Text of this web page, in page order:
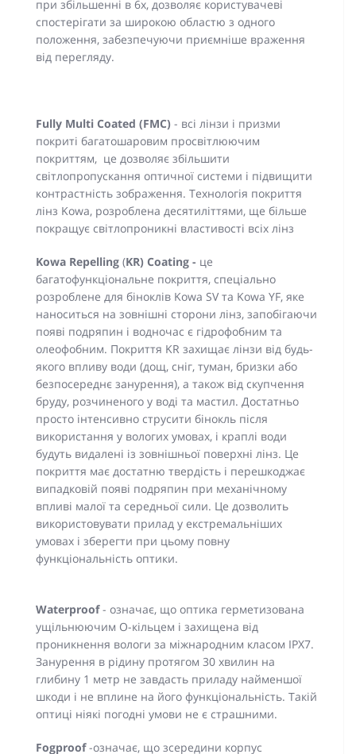
при збільшенні в 6х, дозволяє користувачеві
спостерігати за широкою областю з одного
положення, забезпечуючи приємніше враження
від перегляду.
Fully Multi Coated (FMC) - всі лінзи і призми
покриті багатошаровим просвітлюючим
покриттям, це дозволяє збільшити
світлопропускання оптичної системи і підвищити
контрастність зображення. Технологія покриття
лінз Kowa, розроблена десятиліттями, ще більше
покращує світлопроникні властивості всіх лінз
Kowa Repelling (KR) Coating - це
багатофункціональне покриття, спеціально
розроблене для біноклів Kowa SV та Kowa YF, яке
наноситься на зовнішні сторони лінз, запобігаючи
появі подряпин і водночас є гідрофобним та
олеофобним. Покриття KR захищає лінзи від будь-
якого впливу води (дощ, сніг, туман, бризки або
безпосереднє занурення), а також від скупчення
бруду, розчиненого у воді та мастил. Достатньо
просто інтенсивно струсити бінокль після
використання у вологих умовах, і краплі води
будуть видалені із зовнішньої поверхні лінз. Це
покриття має достатню твердість і перешкоджає
випадковій появі подряпин при механічному
впливі малої та середньої сили. Це дозволить
використовувати прилад у екстремальніших
умовах і зберегти при цьому повну
функціональність оптики.
Waterproof- означає, що оптика герметизована
ущільнюючим О-кільцем і захищена від
проникнення вологи за міжнародним класом IPX7.
Занурення в рідину протягом 30 хвилин на
глибину 1 метр не завдасть приладу найменшої
шкоди і не вплине на його функціональність. Такій
оптиці ніякі погодні умови не є страшними.
Fogproof-означає, що зсередини корпус